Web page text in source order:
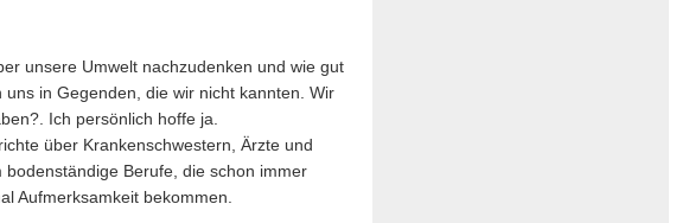
unsere Umwelt nachzudenken und wie gut
in Gegenden, die wir nicht kannten. Wir
Ich persönlich hoffe ja.
über Krankenschwestern, Ärzte und
Berufe, die schon immer
Aufmerksamkeit bekommen.